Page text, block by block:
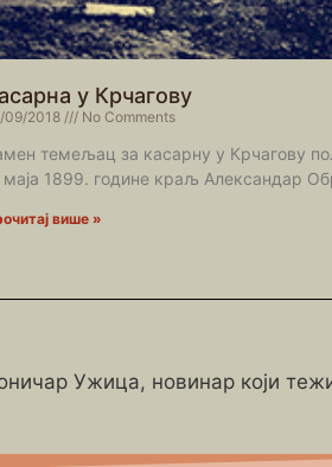
у Крчагову
09/2018 No Comments
темељац за касарну у Крчагову
маја 1899. године краљ Александар
више »
Ужица, новинар који